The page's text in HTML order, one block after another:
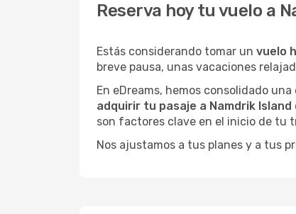
Reserva hoy tu vuelo a
Estás considerando tomar un vuelo
breve pausa, unas vacaciones
En eDreams, hemos consolidado
adquirir tu pasaje a Namdrik Island
son factores clave en el inicio de tu
Nos ajustamos a tus planes y a tus